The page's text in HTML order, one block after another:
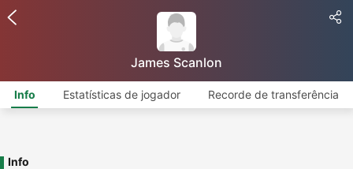
James Scanlon
Info Estatísticas de jogador Recorde de transferência
Info